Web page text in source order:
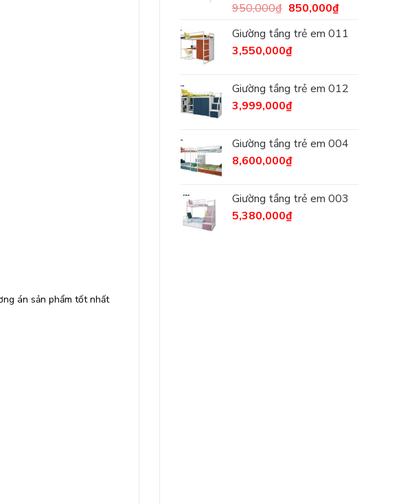
án sản phẩm tốt nhất
950,000₫ 850,000₫
Giường tầng trẻ em 011
3,550,000₫
Giường tầng trẻ em 012
3,999,000₫
Giường tầng trẻ em 004
8,600,000₫
Giường tầng trẻ em 003
5,380,000₫